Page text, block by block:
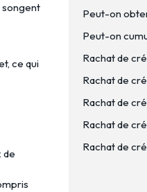
songent
ce qui
de
Peut-on
Peut-on
Rachat de
Rachat de
Rachat de
Rachat de
Rachat de